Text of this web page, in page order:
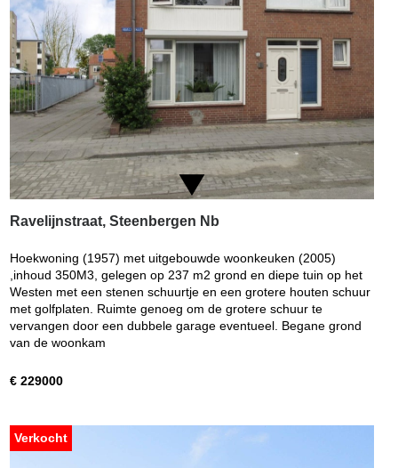
Ravelijnstraat, Steenbergen Nb
Hoekwoning (1957) met uitgebouwde woonkeuken (2005)
,inhoud 350M3, gelegen op 237 m2 grond en diepe tuin op het
Westen met een stenen schuurtje en een grotere houten schuur
met golfplaten. Ruimte genoeg om de grotere schuur te
vervangen door een dubbele garage eventueel. Begane grond
van de woonkam
€ 229000
Verkocht